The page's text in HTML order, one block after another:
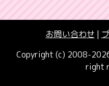
お問い合わせ |
Copyright (c) 2008-2026
right